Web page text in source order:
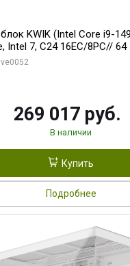
KWIK (Intel Core i9-
Intel 7, C24 16EC/8PC//
RTX5080 GAMINGPRO OC
269 017 руб.
В наличии
Купить
Подробнее